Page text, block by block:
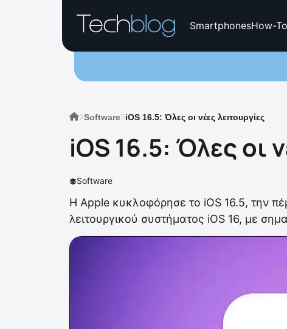
SmartphonesHow-To
Software iOS 16.5: Όλες οι νέες λειτουργίες
iOS 16.5: Όλες οι
Software
Η Apple κυκλοφόρησε το iOS 16.5, την
λειτουργικού συστήματος iOS 16, με